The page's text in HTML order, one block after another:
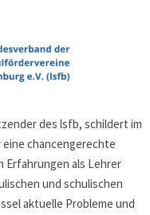
des lsfb, schildert im
chancengerechte
Erfahrungen als Lehrer
und schulischen
aktuelle Probleme und